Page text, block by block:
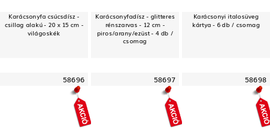
Karácsonyfa csúcsdísz -
csillag alakú - 20 x 15 cm -
világoskék
Karácsonyfadísz - glitteres
rénszarvas - 12 cm -
piros/arany/ezüst - 4 db /
csomag
Karácsonyi italosüveg
kártya - 6 db / csomag
58696 58697 58698